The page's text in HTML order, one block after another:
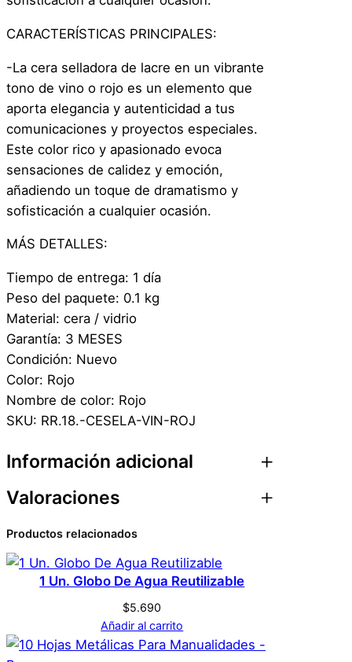
CARACTERÍSTICAS PRINCIPALES:
-La cera selladora de lacre en un vibrante
tono de vino o rojo es un elemento que
aporta elegancia y autenticidad a tus
comunicaciones y proyectos especiales.
Este color rico y apasionado evoca
sensaciones de calidez y emoción,
añadiendo un toque de dramatismo y
sofisticación a cualquier ocasión.
MÁS DETALLES:
Tiempo de entrega: 1 día
Peso del paquete: 0.1 kg
Material: cera / vidrio
Garantía: 3 MESES
Condición: Nuevo
Color: Rojo
Nombre de color: Rojo
SKU: RR.18.-CESELA-VIN-ROJ
Información adicional
Atributos
Marca Genérica
Color Burdeo
Valoraciones
0 valoraciones en Cera
Sellado Lacre – Vino –
No hay valoraciones aún. Solo los usuarios
Productos relacionados
1 Un. Globo De Agua Reutilizable
$5.690
Añadir al carrito